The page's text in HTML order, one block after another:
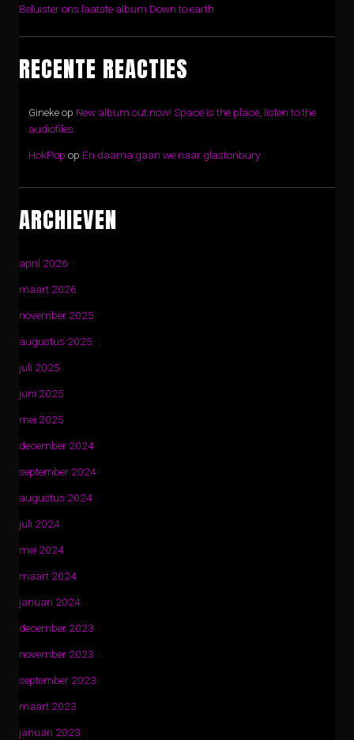
Beluister ons laatste album Down to earth
RECENTE REACTIES
Ginekeop New album out now! Space is the place, listen to the
audiofiles
HokPop op En daarna gaan we naar glastonbury
ARCHIEVEN
april 2026
maart 2026
november 2025
augustus 2025
juli 2025
juni 2025
mei 2025
december 2024
september 2024
augustus 2024
juli 2024
mei 2024
maart 2024
januari 2024
december 2023
november 2023
september 2023
maart 2023
januari 2023